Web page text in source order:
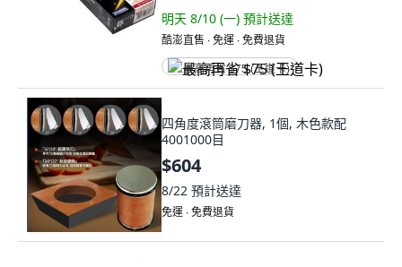
明天 8/10 (一) 預計送達
酷澎直售 ∙ 免運 ∙ 免費退貨
最高再省 $75 (王道卡)
四角度滾筒磨刀器, 1個, 木色款配
4001000目
$604
8/22 預計送達
免運 ∙ 免費退貨